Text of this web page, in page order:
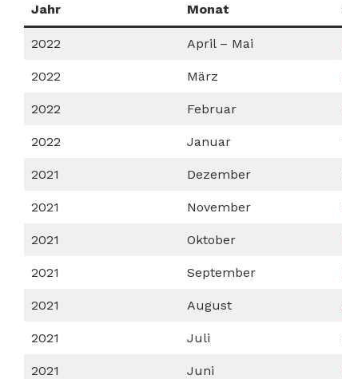
Jahr Monat
2022 April – Mai
2022 März
2022 Februar
2022 Januar
2021 Dezember
2021 November
2021 Oktober
2021 September
2021 August
2021 Juli
2021 Juni